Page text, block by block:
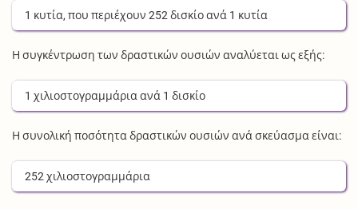
1 κυτία, που περιέχουν252 δισκίοανά 1 κυτία
Η συγκέντρωση των δραστικών ουσιών αναλύεται ως εξής:
1 χιλιοστογραμμάρια ανά 1 δισκίο
Η συνολική ποσότητα δραστικών ουσιών ανά σκεύασμα είναι:
252 χιλιοστογραμμάρια